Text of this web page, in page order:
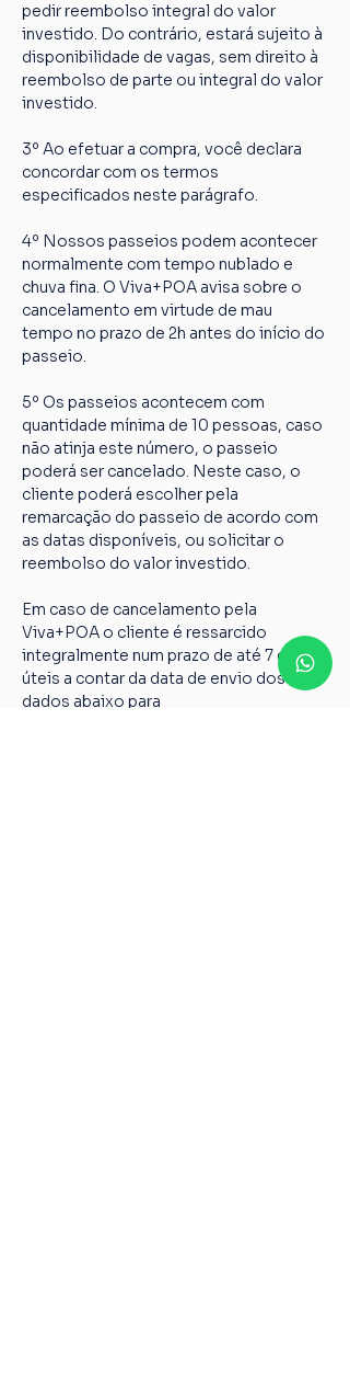
pedir reembolso integral do valor
investido. Do contrário, estará sujeito à
disponibilidade de vagas, sem direito à
reembolso de parte ou integral do valor
investido.
3º Ao efetuar a compra, você declara
concordar com os termos
especificados neste parágrafo.
4º Nossos passeios podem acontecer
normalmente com tempo nublado e
chuva fina. O Viva+POA avisa sobre o
cancelamento em virtude de mau
tempo no prazo de 2h antes do início do
passeio.
5º Os passeios acontecem com
quantidade mínima de 10 pessoas, caso
não atinja este número, o passeio
poderá ser cancelado. Neste caso, o
cliente poderá escolher pela
remarcação do passeio de acordo com
as datas disponíveis, ou solicitar o
reembolso do valor investido.
Em caso de cancelamento pela
Viva+POA o cliente é ressarcido
integralmente num prazo de até 7 dias
úteis a contar da data de envio dos
dados abaixo para